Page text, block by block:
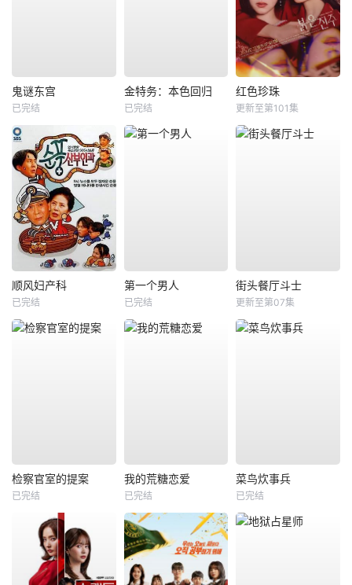
鬼谜东宫
已完结
金特务：本色回归
已完结
红色珍珠
更新至第101集
顺风妇产科
已完结
第一个男人
已完结
街头餐厅斗士
更新至第07集
检察官室的提案
已完结
我的荒糖恋爱
已完结
菜鸟炊事兵
已完结